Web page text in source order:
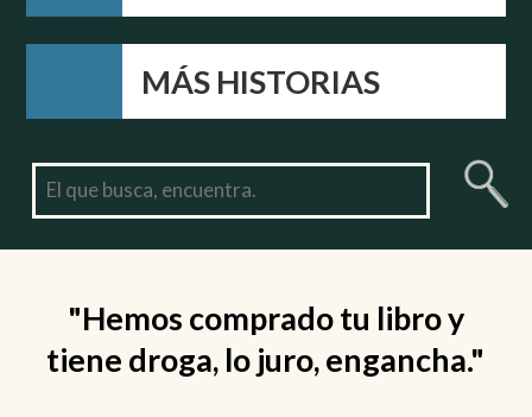
MÁS HISTORIAS
"Hemos comprado tu libro y
tiene droga, lo juro, engancha."